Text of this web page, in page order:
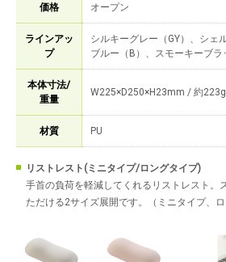
価格 オープン
ラインアッ
プ
シルキーグレー（GY）、シェ
ブルー（B）、スモーキーブラ
本体寸法/
重量
W225×D250×H23mm / 約223g
材質 PU
リストレスト(ミニタイプ/ロングタイプ)
手首の負荷を軽減してくれるリストレスト。
ただける2サイズ展開です。（ミニタイプ、ロ